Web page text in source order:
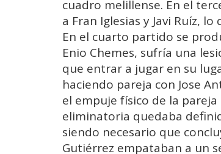
cuadro melillense. En el
a Fran Iglesias y Javi Ruíz,
En el cuarto partido se
Enio Chemes, sufría una
que entrar a jugar en su
haciendo pareja con Jose
el empuje físico de la
eliminatoria quedaba
siendo necesario que
Gutiérrez empataban a un